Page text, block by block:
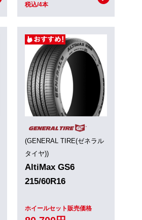
税込/4本
(GENERAL TIRE(ゼネラル
タイヤ))
AltiMax GS6
215/60R16
ホイールセット販売価格